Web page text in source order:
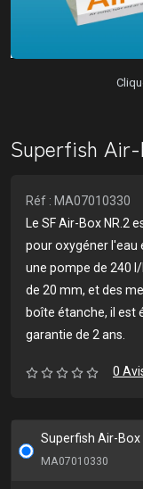
Superfish Air-
Réf : MA07010330
Le SF Air-Box
pour oxygéner l'eau
une pompe de 240
de 20 mm, et des
boîte étanche, il est
garantie de 2 ans.
0
Superfish Air-Box
MA07010330